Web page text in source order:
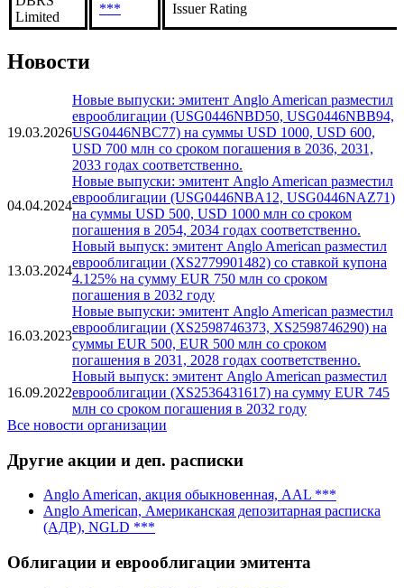
Limited
*** Issuer Rating
Новости
19.03.2026
Новые выпуски: эмитент Anglo American разместил
еврооблигации (USG0446NBD50, USG0446NBB94,
USG0446NBC77) на суммы USD 1000, USD 600,
USD 700 млн со сроком погашения в 2036, 2031,
2033 годах соответственно.
04.04.2024
Новые выпуски: эмитент Anglo American разместил
еврооблигации (USG0446NBA12, USG0446NAZ71)
на суммы USD 500, USD 1000 млн со сроком
погашения в 2054, 2034 годах соответственно.
13.03.2024
Новый выпуск: эмитент Anglo American разместил
еврооблигации (XS2779901482) со ставкой купона
4.125% на сумму EUR 750 млн со сроком
погашения в 2032 году
16.03.2023
Новые выпуски: эмитент Anglo American разместил
еврооблигации (XS2598746373, XS2598746290) на
суммы EUR 500, EUR 500 млн со сроком
погашения в 2031, 2028 годах соответственно.
16.09.2022
Новый выпуск: эмитент Anglo American разместил
еврооблигации (XS2536431617) на сумму EUR 745
млн со сроком погашения в 2032 году
Все новости организации
Другие акции и деп. расписки
Anglo American, акция обыкновенная, AAL ***
Anglo American, Американская депозитарная расписка
(АДР), NGLD ***
Облигации и еврооблигации эмитента